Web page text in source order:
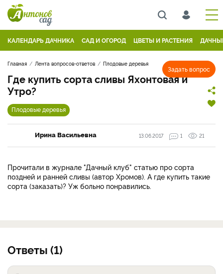
КАЛЕНДАРЬ ДАЧНИКА САД И ОГОРОД ЦВЕТЫ И РАСТЕНИЯ
Задать вопрос
Главная Лента вопросов-ответов Плодовые деревья
Где купить сорта сливы Яхонтовая и
Утро?
Плодовые деревья
Ирина Васильевна 13.06.2017 1 21
Прочитали в журнале "Дачный клуб" статью про сорта
поздней и ранней сливы (автор Хромов). А где купить такие
сорта (заказать)? Уж больно понравились.
Ответы (1)